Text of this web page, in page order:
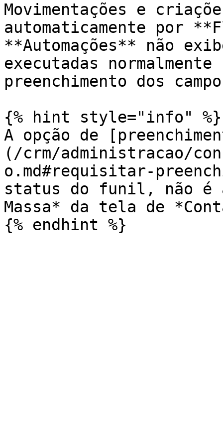
Movimentações e
automaticamente por
**Automações** não
executadas
preenchimento dos
{% hint style="info" %}
A opção de
(/crm/administracao/
o.md#requisitar-
status do funil, não é
Massa* da tela de